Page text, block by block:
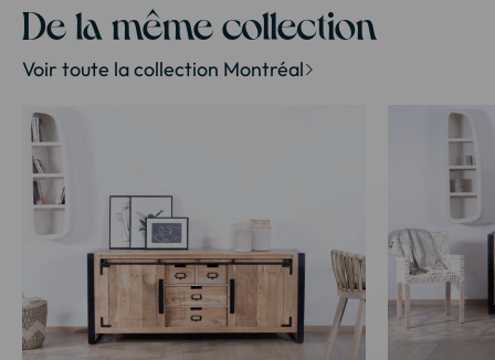
la
Galerie
d’images
De la même collection
Voir toute la collection Montréal